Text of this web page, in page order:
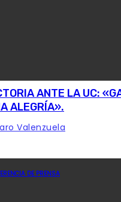
ANTE LA UC:
ALEGRÍA».
Valenzuela
DE PRENSA